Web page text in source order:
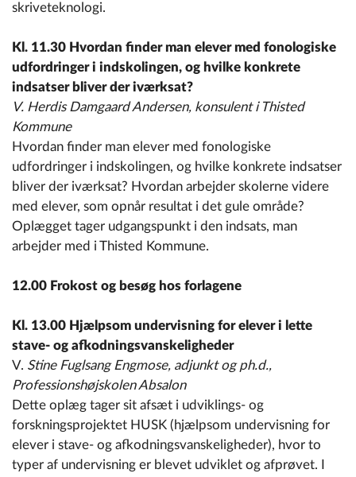
skriveteknologi.
Kl. 11.30 Hvordan finder man elever med fonologiske
udfordringer i indskolingen, og hvilke konkrete
indsatser bliver der iværksat?
V. Herdis Damgaard Andersen, konsulent i Thisted
Kommune
Hvordan finder man elever med fonologiske
udfordringer i indskolingen, og hvilke konkrete indsatser
bliver der iværksat? Hvordan arbejder skolerne videre
med elever, som opnår resultat i det gule område?
Oplægget tager udgangspunkt i den indsats, man
arbejder med i Thisted Kommune.
12.00 Frokost og besøg hos forlagene
Kl. 13.00 Hjælpsom undervisning for elever i lette
stave- og afkodningsvanskeligheder
V. Stine Fuglsang Engmose, adjunkt og ph.d.,
Professionshøjskolen Absalon
Dette oplæg tager sit afsæt i udviklings- og
forskningsprojektet HUSK (hjælpsom undervisning for
elever i stave- og afkodningsvanskeligheder), hvor to
typer af undervisning er blevet udviklet og afprøvet. I